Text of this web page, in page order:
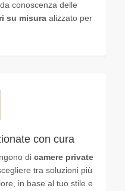
conoscenza delle
su misura alizzato per
con cura
di camere private
tra soluzioni più
in base al tuo stile e